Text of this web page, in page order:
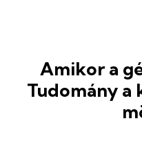
Amikor a
Tudomány a